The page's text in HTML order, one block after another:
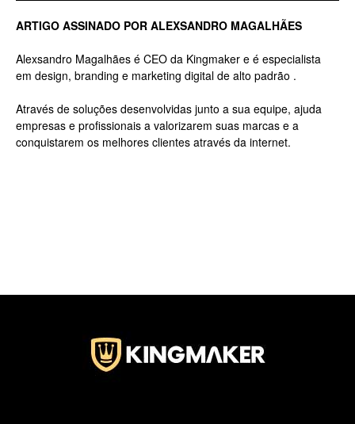
ARTIGO ASSINADO POR ALEXSANDRO MAGALHÃES
Alexsandro Magalhães é CEO da Kingmaker e é especialista
em design, branding e marketing digital de alto padrão .
Através de soluções desenvolvidas junto a sua equipe, ajuda
empresas e profissionais a valorizarem suas marcas e a
conquistarem os melhores clientes através da internet.